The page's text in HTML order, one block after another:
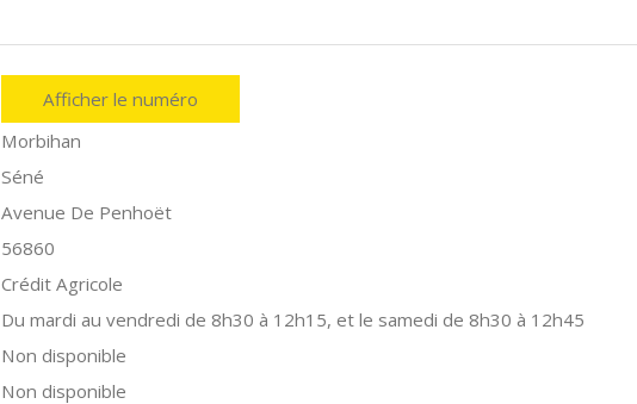
Afficher le numéro
Morbihan
Séné
Avenue De Penhoët
56860
Crédit Agricole
Du mardi au vendredi de 8h30 à 12h15, et le samedi de 8h30 à 12h45
Non disponible
Non disponible